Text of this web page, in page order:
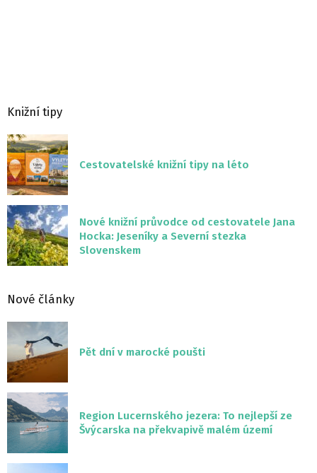
Knižní tipy
Cestovatelské knižní tipy na léto
Nové knižní průvodce od cestovatele Jana
Hocka: Jeseníky a Severní stezka
Slovenskem
Nové články
Pět dní v marocké poušti
Region Lucernského jezera: To nejlepší ze
Švýcarska na překvapivě malém území